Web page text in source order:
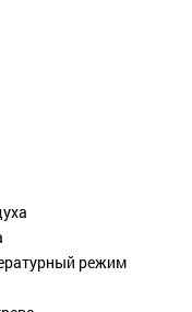
режим